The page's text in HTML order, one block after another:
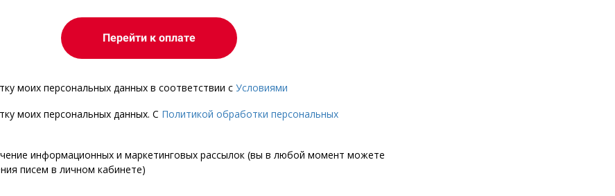
Перейти к оплате
моих персональных данных в соответствии с Условиями
моих персональных данных. С Политикой обработки персональных
информационных и маркетинговых рассылок (вы в любой момент можете
писем в личном кабинете)